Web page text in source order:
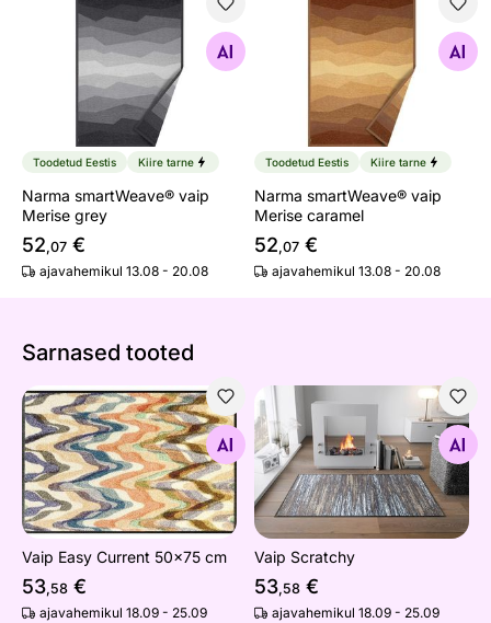
Narma smartWeave® vaip Merise grey
Otsi sarnaseid
Toodetud Eestis Kiire tarne
Narma smartWeave® vaip
Merise grey
52,07 €
ajavahemikul 13.08 - 20.08
Narma smartWeave® vaip
Otsi sarnaseid
Toodetud Eestis Kiire tarne
Narma smartWeave® vaip
Merise caramel
52,07 €
ajavahemikul 13.08 - 20.08
Sarnased tooted
Vaip Easy Current 50x75 cm
Otsi sarnaseid
Vaip Easy Current 50x75 cm
53,58 €
ajavahemikul 18.09 - 25.09
Vaip Scratchy
Otsi sarnaseid
Vaip Scratchy
53,58 €
ajavahemikul 18.09 - 25.09